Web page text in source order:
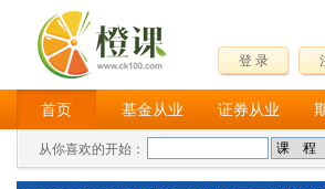
登 录
首页 基金从业 证券从业
从你喜欢的开始：